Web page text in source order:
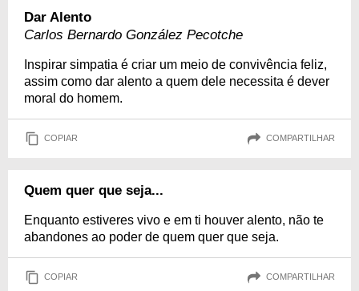
Dar Alento
Carlos Bernardo González Pecotche
Inspirar simpatia é criar um meio de convivência feliz,
assim como dar alento a quem dele necessita é dever
moral do homem.
COPIAR COMPARTILHAR
Quem quer que seja...
Enquanto estiveres vivo e em ti houver alento, não te
abandones ao poder de quem quer que seja.
COPIAR COMPARTILHAR